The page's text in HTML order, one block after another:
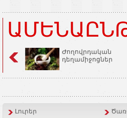
Ժողովրդական
դեղամիջոցներ
Լուրեր